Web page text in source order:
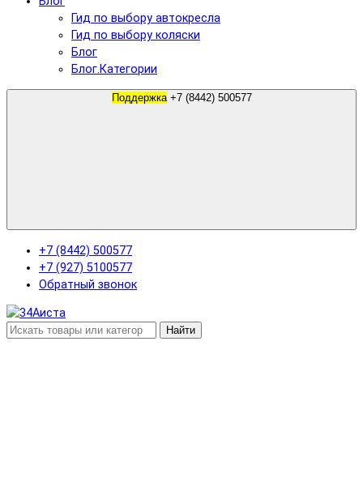
Гид по выбору автокресла
Гид по выбору коляски
Блог
Блог.Категории
Поддержка +7 (8442) 500577
+7 (8442) 500577
+7 (927) 5100577
Обратный звонок
Найти